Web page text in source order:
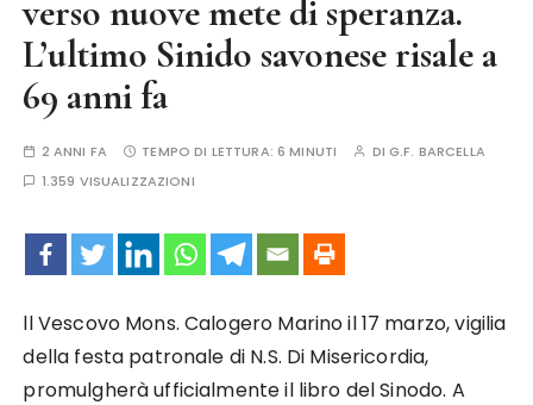
verso nuove mete di speranza.
L’ultimo Sinido savonese risale a
69 anni fa
2 ANNI FA TEMPO DI LETTURA:6 MINUTI DI G.F. BARCELLA
1.359 VISUALIZZAZIONI
ll Vescovo Mons. Calogero Marino il 17 marzo, vigilia
della festa patronale di N.S. Di Misericordia,
promulgherà ufficialmente il libro del Sinodo. A